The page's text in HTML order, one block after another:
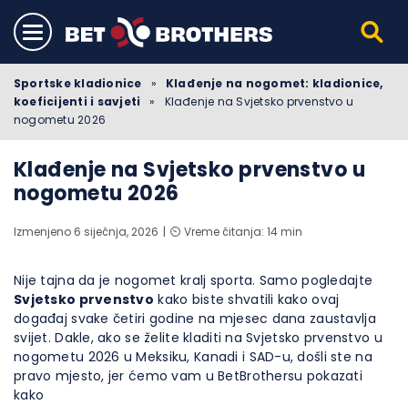
Sportske kladionice »
Klađenje na nogomet: kladionice,
koeficijenti i savjeti
»
Klađenje na Svjetsko prvenstvo u
nogometu 2026
Klađenje na Svjetsko prvenstvo u
nogometu 2026
Izmenjeno 6 siječnja, 2026 ⏲️ Vreme čitanja: 14 min
Nije tajna da je nogomet kralj sporta. Samo pogledajte
Svjetsko prvenstvo kako biste shvatili kako ovaj
događaj svake četiri godine na mjesec dana zaustavlja
svijet. Dakle, ako se želite kladiti na Svjetsko prvenstvo u
nogometu 2026 u Meksiku, Kanadi i SAD-u, došli ste na
pravo mjesto, jer ćemo vam u BetBrothersu pokazati
kako